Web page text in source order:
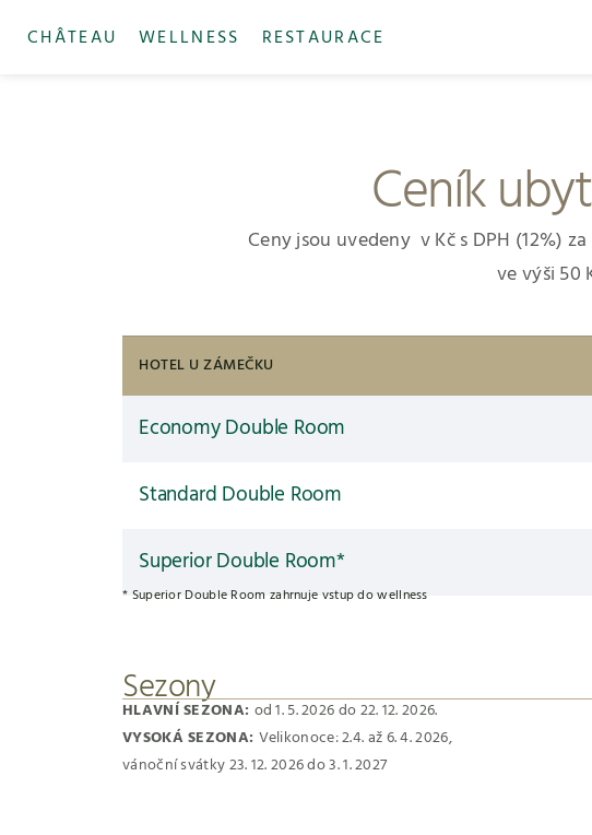
CHÂTEAU WELLNESS RESTAURACE
Ceník
Ceny jsou uvedeny v Kč s DPH (12%)
ve výši 50
HOTEL U ZÁMEČKU
Economy Double Room
Standard Double Room
Superior Double Room*
* Superior Double Room zahrnuje vstup do wellness
Sezony
HLAVNÍ SEZONA: od 1. 5. 2026 do 22. 12. 2026.
VYSOKÁ SEZONA: Velikonoce: 2.4. až 6. 4. 2026,
vánoční svátky 23. 12. 2026 do 3. 1. 2027